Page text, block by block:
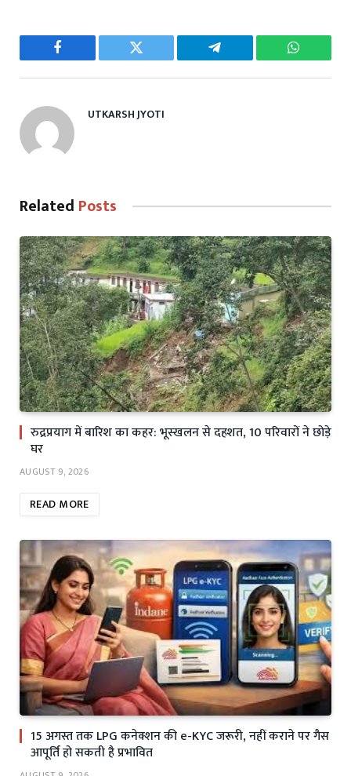
Facebook Twitter Telegram
UTKARSH JYOTI
Related Posts
रुद्रप्रयाग में बारिश का कहर: भूस्खलन से दहशत, 10 परिवारों ने छोड़े
घर
AUGUST 9, 2026
READ MORE
15 अगस्त तक LPG कनेक्शन की e-KYC जरूरी, नहीं कराने पर गैस
आपूर्ति हो सकती है प्रभावित